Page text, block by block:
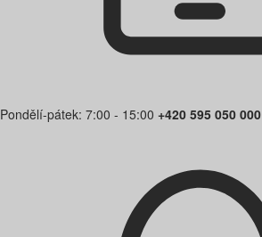
Pondělí-pátek: 7:00 - 15:00 +420 595 050 000